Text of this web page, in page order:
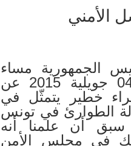
الأمني
الجمهورية مساء
السبت 04 جويلية 2015 عن
خطير يتمثّل في
الطوارئ في تونس
أن علمنا أنه
في مجلس الأمن